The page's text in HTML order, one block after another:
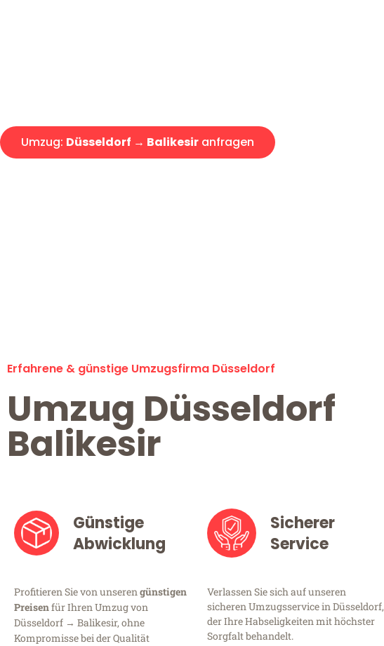
Umzug: Düsseldorf → Balikesir anfragen
Erfahrene & günstige Umzugsfirma Düsseldorf
Umzug Düsseldorf
Balikesir
Günstige
Abwicklung
Profitieren Sie von unserengünstigen
Preisenfür Ihren Umzug von
Düsseldorf → Balikesir, ohne
Kompromisse bei der Qualität
Sicherer
Service
Verlassen Sie sich auf unseren
sicheren Umzugsservice in Düsseldorf,
der Ihre Habseligkeiten mit höchster
Sorgfalt behandelt.